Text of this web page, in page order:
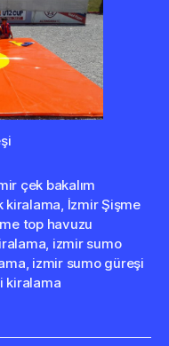
çek bakalım
kiralama İzmir Şişme
top havuzu
izmir sumo
izmir sumo güreşi
kiralama